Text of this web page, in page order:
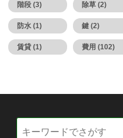
階段 (3) 除草 (2)
防水 (1) 鍵 (2)
賃貸 (1) 費用 (102)